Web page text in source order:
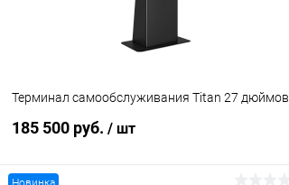
Терминал самообслуживания Titan 27 дюймов
185 500 руб. / шт